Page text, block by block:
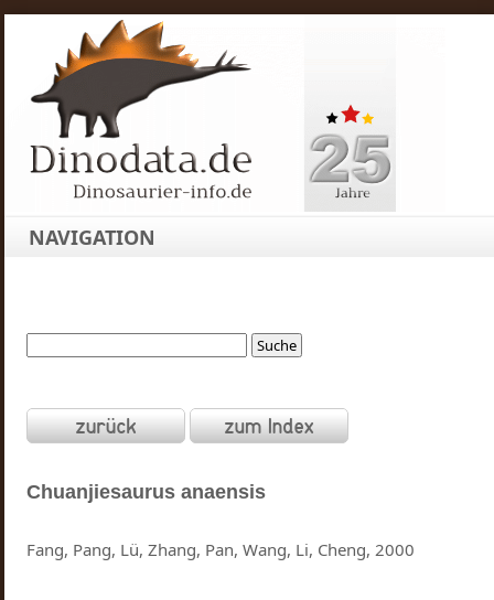
NAVIGATION
Chuanjiesaurus anaensis
Fang, Pang, Lü, Zhang, Pan, Wang, Li, Cheng, 2000